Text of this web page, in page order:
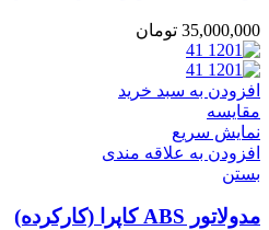
35,000,000 تومان
افزودن به سبد خرید
مقایسه
نمایش سریع
افزودن به علاقه مندی
بستن
مدولاتور ABS کاپرا (کارکرده)